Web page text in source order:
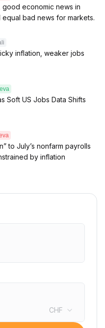
economic news in
bad news for markets.
inflation, weaker jobs
Soft US Jobs Data Shifts
to July’s nonfarm payrolls
by inflation
CHF